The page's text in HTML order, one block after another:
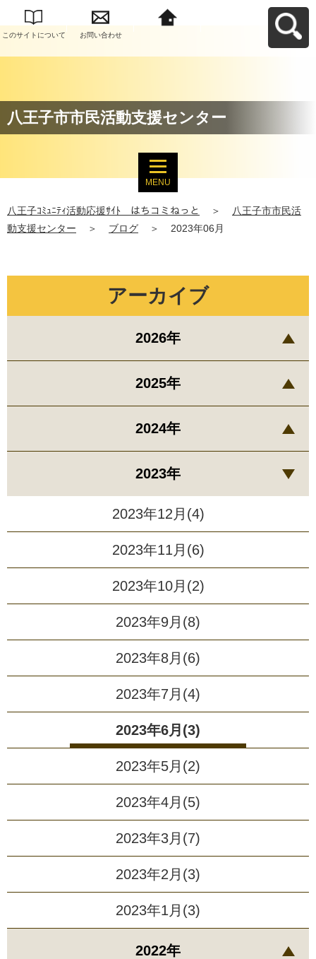
このサイトについて お問い合わせ
八王子市市民活動支援センター
MENU
八王子ｺﾐｭﾆﾃｨ活動応援ｻｲﾄ はちコミねっと ＞
八王子市市民活
動支援センター
＞ ブログ ＞ 2023年06月
アーカイブ
2026年
2025年
2024年
2023年
2023年12月(4)
2023年11月(6)
2023年10月(2)
2023年9月(8)
2023年8月(6)
2023年7月(4)
2023年6月(3)
2023年5月(2)
2023年4月(5)
2023年3月(7)
2023年2月(3)
2023年1月(3)
2022年